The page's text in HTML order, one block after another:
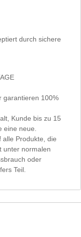
durch sichere
garantieren 100%
Kunde bis zu 15
eine neue.
alle Produkte, die
unter normalen
oder
Teil.